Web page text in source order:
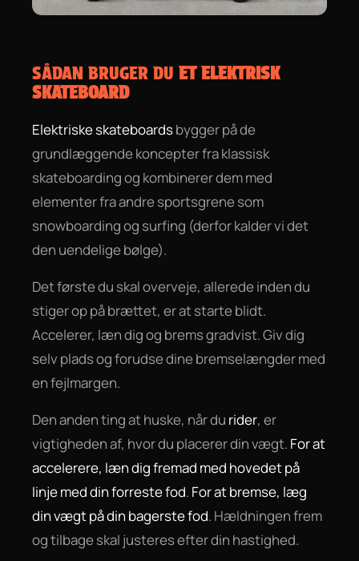
SÅDAN BRUGER DU ET ELEKTRISK
SKATEBOARD
Elektriske skateboardsbygger på de
grundlæggende koncepter fra klassisk
skateboarding og kombinerer dem med
elementer fra andre sportsgrene som
snowboarding og surfing (derfor kalder vi det
den uendelige bølge).
Det første du skal overveje, allerede inden du
stiger op på brættet, er at starte blidt.
Accelerer, læn dig og brems gradvist. Giv dig
selv plads og forudse dine bremselængder med
en fejlmargen.
Den anden ting at huske, når du rider, er
vigtigheden af, hvor du placerer din vægt. For at
accelerere, læn dig fremad med hovedet på
linje med din forreste fod. For at bremse, læg
din vægt på din bagerste fod. Hældningen frem
og tilbage skal justeres efter din hastighed.